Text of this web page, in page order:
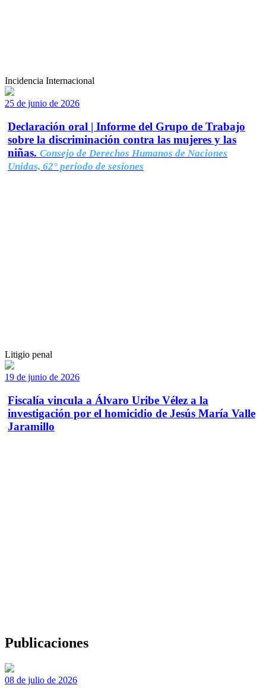
Incidencia Internacional
25 de junio de 2026
Declaración oral | Informe del Grupo de Trabajo
sobre la discriminación contra las mujeres y las
niñas. Consejo de Derechos Humanos de Naciones
Unidas, 62° período de sesiones
Litigio penal
19 de junio de 2026
Fiscalía vincula a Álvaro Uribe Vélez a la
investigación por el homicidio de Jesús María Valle
Jaramillo
Publicaciones
08 de julio de 2026